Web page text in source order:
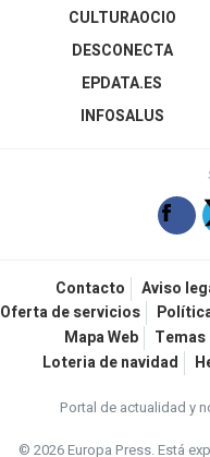
CULTURAOCIO
DESCONECTA
EPDATA.ES
INFOSALUS
Contacto Aviso
Oferta de servicios
Mapa Web
Temas
Loteria de navidad
Portal de actualidad y
© 2026 Europa Press.Está